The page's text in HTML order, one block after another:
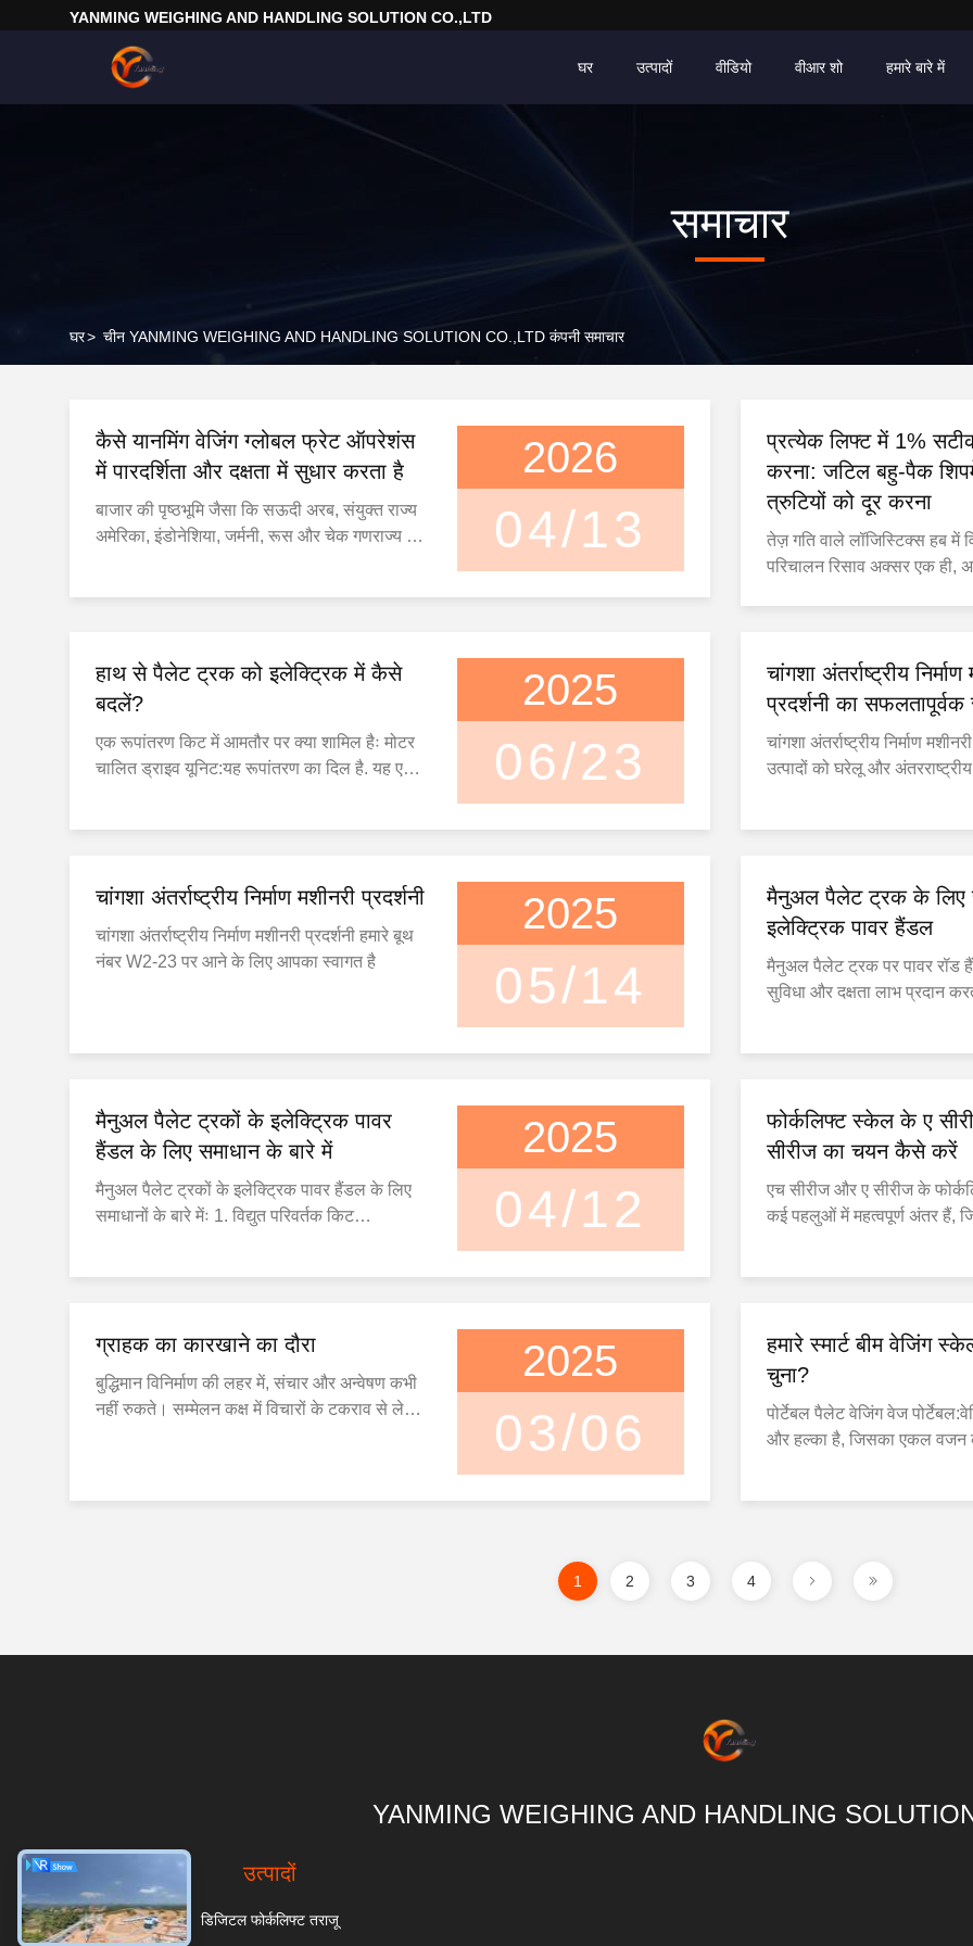
YANMING WEIGHING AND HANDLING SOLUTION CO.,LTD
घर उत्पादों वीडियो वीआर शो हमारे बारे में
समाचार
घर> चीन YANMING WEIGHING AND HANDLING SOLUTION CO.,LTD कंपनी समाचार
कैसे यानमिंग वेजिंग ग्लोबल फ्रेट ऑपरेशंस
में पारदर्शिता और दक्षता में सुधार करता है
बाजार की पृष्ठभूमि जैसा कि सऊदी अरब, संयुक्त राज्य
अमेरिका, इंडोनेशिया, जर्मनी, रूस और चेक गणराज्य में
2026
04/13
प्रत्येक लिफ्ट में 1%
करना: जटिल बहु-पैक
त्रुटियों को दूर करना
तेज़ गति वाले लॉजिस्टिक्स हब में
परिचालन रिसाव अक्सर एक ही,
लोड 3 से 5 मिनट का समय लेती
को ...
हाथ से पैलेट ट्रक को इलेक्ट्रिक में कैसे
बदलें?
एक रूपांतरण किट में आमतौर पर क्या शामिल हैः मोटर
चालित ड्राइव यूनिट:यह रूपांतरण का दिल है. यह एक
लिथियम-...
2025
06/23
चांगशा अंतर्राष्ट्रीय निर्माण
प्रदर्शनी का
चांगशा अंतर्राष्ट्रीय निर्माण
उत्पादों को घरेलू और
चांगशा अंतर्राष्ट्रीय निर्माण मशीनरी प्रदर्शनी
चांगशा अंतर्राष्ट्रीय निर्माण मशीनरी प्रदर्शनी हमारे बूथ
नंबर W2-23 पर आने के लिए आपका स्वागत है
2025
05/14
मैनुअल पैलेट ट्रक के लिए
इलेक्ट्रिक पावर हैंडल
मैनुअल पैलेट ट्रक पर पावर रॉड
सुविधा और दक्षता लाभ प्रदान
अनुमति देता है, ऑपरेटर ...
मैनुअल पैलेट ट्रकों के इलेक्ट्रिक पावर
हैंडल के लिए समाधान के बारे में
मैनुअल पैलेट ट्रकों के इलेक्ट्रिक पावर हैंडल के लिए
समाधानों के बारे मेंः 1. विद्युत परिवर्तक किट
दोहरी मोटर प्र...
2025
04/12
फोर्कलिफ्ट स्केल के ए
सीरीज का चयन कैसे करें
एच सीरीज और ए सीरीज के
कई पहलुओं में महत्वपूर्ण अंतर हैं,
वजन के आंक...
ग्राहक का कारखाने का दौरा
बुद्धिमान विनिर्माण की लहर में, संचार और अन्वेषण कभी
नहीं रुकते। सम्मेलन कक्ष में विचारों के टकराव से लेकर
2025
03/06
हमारे स्मार्ट बीम वेजिंग
चुना?
पोर्टेबल पैलेट वेजिंग वेज
और हल्का है, जिसका एकल वजन
1 2 3 4
YANMING WEIGHING AND HANDLING SOLUTION
उत्पादों
डिजिटल फोर्कलिफ्ट तराजू